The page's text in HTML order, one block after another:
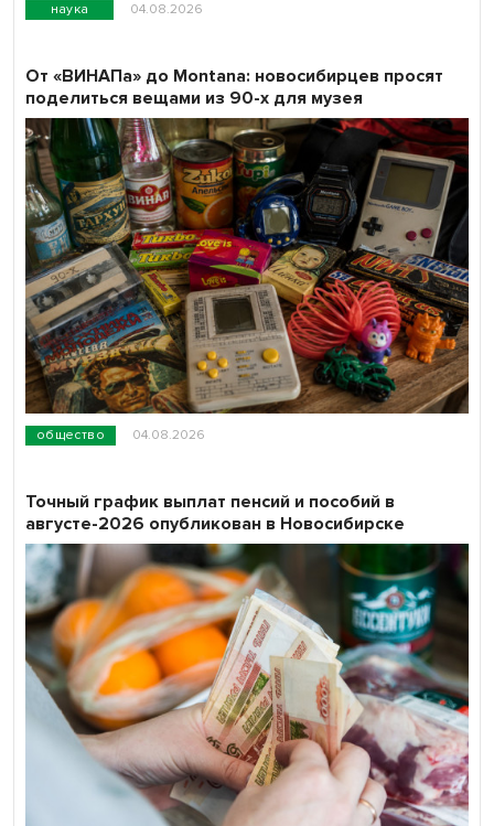
наука 04.08.2026
общество 04.08.2026
От «ВИНАПа» до Montana: новосибирцев просят
поделиться вещами из 90-х для музея
Точный график выплат пенсий и пособий в
августе-2026 опубликован в Новосибирске